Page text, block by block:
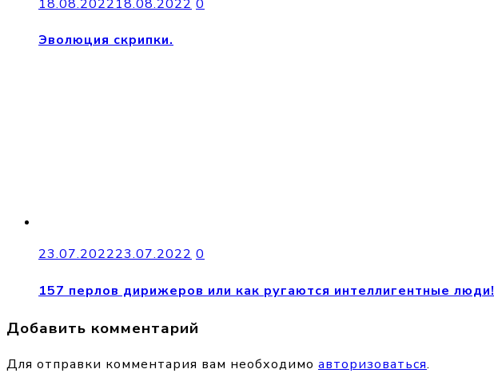
18.08.202218.08.2022 0
Эволюция скрипки.
23.07.202223.07.2022 0
157 перлов дирижеров или как ругаются интеллигентные люди!
Добавить комментарий
Для отправки комментария вам необходимо авторизоваться.